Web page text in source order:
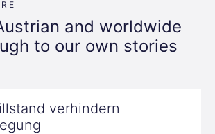
and worldwide
to our own stories
verhindern